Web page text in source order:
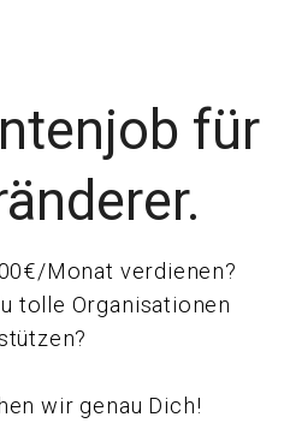
für
Monat verdienen?
tolle Organisationen
wir genau Dich!